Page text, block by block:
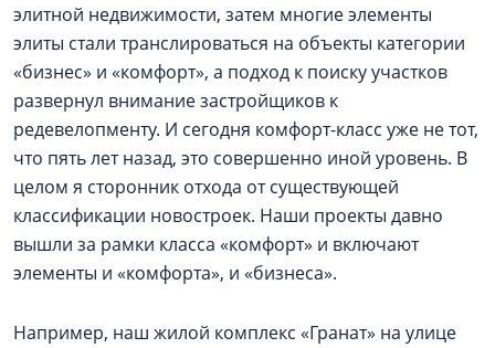
элитной недвижимости, затем многие элементы
элиты стали транслироваться на объекты категории
«бизнес» и «комфорт», а подход к поиску участков
развернул внимание застройщиков к
редевелопменту. И сегодня комфорт-класс уже не тот,
что пять лет назад, это совершенно иной уровень. В
целом я сторонник отхода от существующей
классификации новостроек. Наши проекты давно
вышли за рамки класса «комфорт» и включают
элементы и «комфорта», и «бизнеса».
Например, наш жилой комплекс «Гранат» на улице